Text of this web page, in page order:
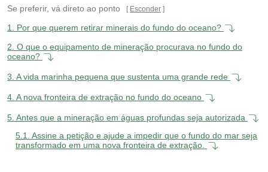
Se preferir, vá direto ao ponto Esconder
1. Por que querem retirar minerais do fundo do oceano?
2. O que o equipamento de mineração procurava no fundo do
oceano?
3. A vida marinha pequena que sustenta uma grande rede
4. A nova fronteira de extração no fundo do oceano
5. Antes que a mineração em águas profundas seja autorizada
5.1. Assine a petição e ajude a impedir que o fundo do mar seja
transformado em uma nova fronteira de extração.